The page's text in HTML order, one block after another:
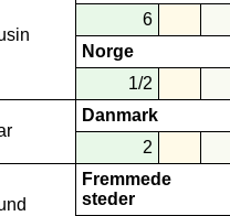
6
Norge
1/2
Danmark
2
Fremmede
steder